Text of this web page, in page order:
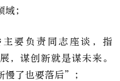
；
要负责同志座谈，指
，谋创新就是谋未来。
慢了也要落后”；